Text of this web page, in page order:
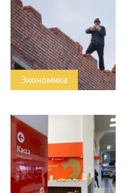
Экономика